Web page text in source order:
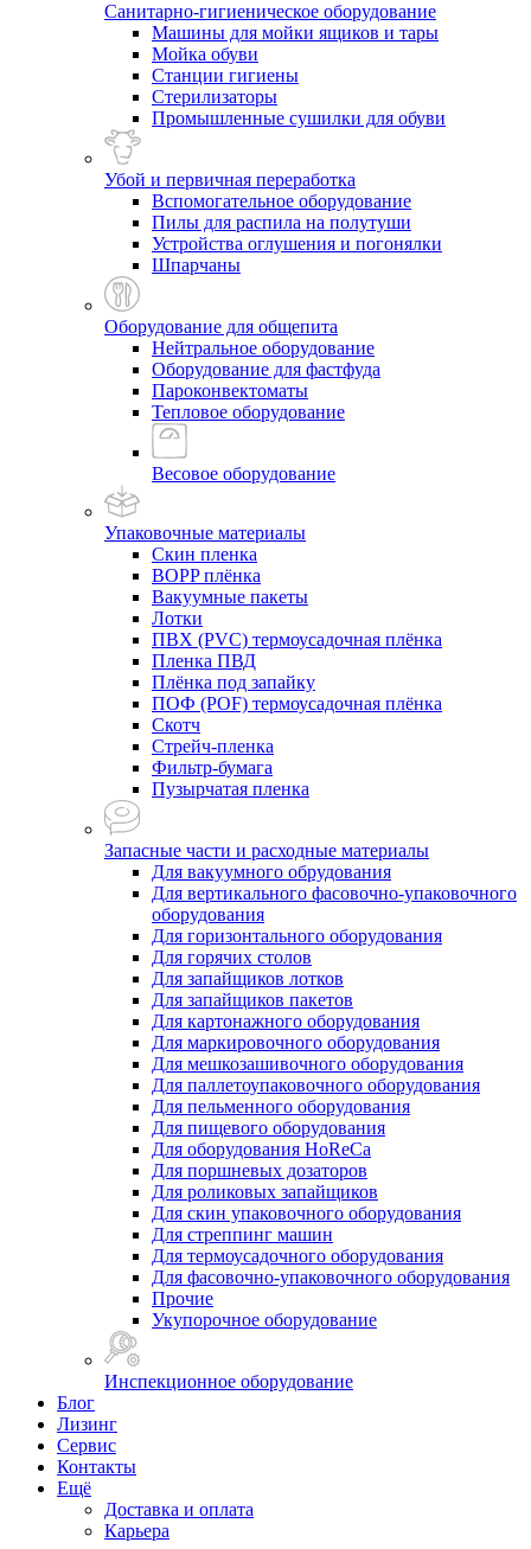
Санитарно-гигиеническое оборудование
Машины для мойки ящиков и тары
Мойка обуви
Станции гигиены
Стерилизаторы
Промышленные сушилки для обуви
Убой и первичная переработка
Вспомогательное оборудование
Пилы для распила на полутуши
Устройства оглушения и погонялки
Шпарчаны
Оборудование для общепита
Нейтральное оборудование
Оборудование для фастфуда
Пароконвектоматы
Тепловое оборудование
Весовое оборудование
Упаковочные материалы
Скин пленка
BOPP плёнка
Вакуумные пакеты
Лотки
ПВХ (PVC) термоусадочная плёнка
Пленка ПВД
Плёнка под запайку
ПОФ (POF) термоусадочная плёнка
Скотч
Стрейч-пленка
Фильтр-бумага
Пузырчатая пленка
Запасные части и расходные материалы
Для вакуумного обрудования
Для вертикального фасовочно-упаковочного
оборудования
Для горизонтального оборудования
Для горячих столов
Для запайщиков лотков
Для запайщиков пакетов
Для картонажного оборудования
Для маркировочного оборудования
Для мешкозашивочного оборудования
Для паллетоупаковочного оборудования
Для пельменного оборудования
Для пищевого оборудования
Для оборудования HoReCa
Для поршневых дозаторов
Для роликовых запайщиков
Для скин упаковочного оборудования
Для стреппинг машин
Для термоусадочного оборудования
Для фасовочно-упаковочного оборудования
Прочие
Укупорочное оборудование
Инспекционное оборудование
Блог
Лизинг
Сервис
Контакты
Ещё
Доставка и оплата
Карьера